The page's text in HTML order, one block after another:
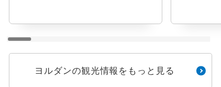
ヨルダンの観光情報をもっと見る